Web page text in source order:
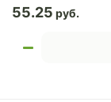
55.25